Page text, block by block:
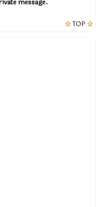
message.
TOP